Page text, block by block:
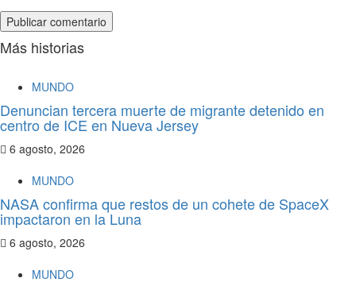
Más historias
MUNDO
Denuncian tercera muerte de migrante detenido en
centro de ICE en Nueva Jersey
6 agosto, 2026
MUNDO
NASA confirma que restos de un cohete de SpaceX
impactaron en la Luna
6 agosto, 2026
MUNDO